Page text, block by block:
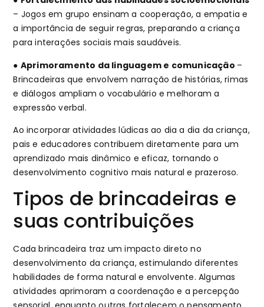
– Jogos em grupo ensinam a cooperação, a empatia e
a importância de seguir regras, preparando a criança
para interações sociais mais saudáveis.
● Aprimoramento da linguagem e comunicação –
Brincadeiras que envolvem narração de histórias, rimas
e diálogos ampliam o vocabulário e melhoram a
expressão verbal.
Ao incorporar atividades lúdicas ao dia a dia da criança,
pais e educadores contribuem diretamente para um
aprendizado mais dinâmico e eficaz, tornando o
desenvolvimento cognitivo mais natural e prazeroso.
Tipos de brincadeiras e
suas contribuições
Cada brincadeira traz um impacto direto no
desenvolvimento da criança, estimulando diferentes
habilidades de forma natural e envolvente. Algumas
atividades aprimoram a coordenação e a percepção